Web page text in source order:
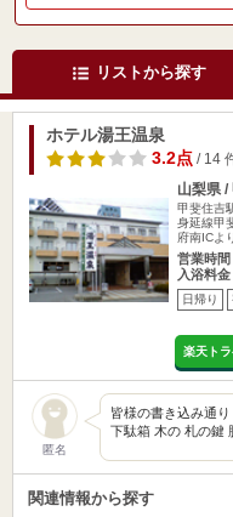
リストから探す
ホテル湯王温泉
3.2点/ 14
山梨県 /
甲斐住吉
身延線甲
府南ICよ
営業時
入浴料
日帰り
楽天ト
匿名
皆様の書き込み通
下駄箱 木の 札の鍵
関連情報から探す